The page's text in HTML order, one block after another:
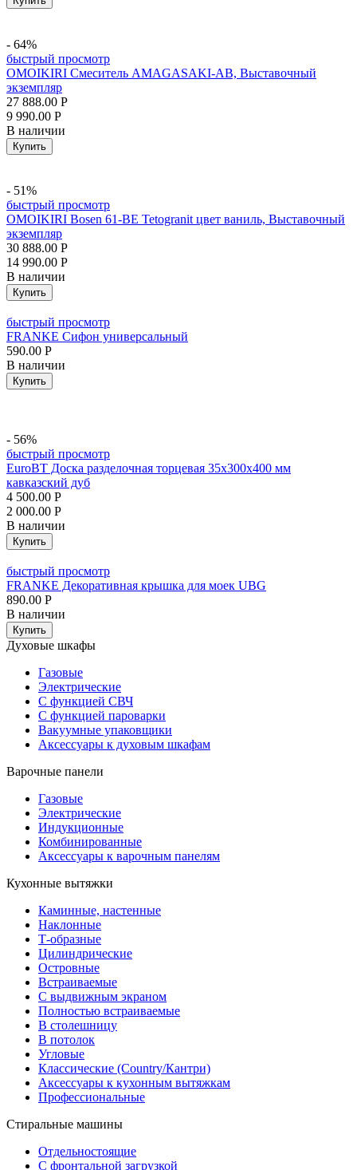
- 64%
быстрый просмотр
OMOIKIRI Смеситель AMAGASAKI-AB, Выставочный
экземпляр
27 888.00 Р
9 990.00 Р
В наличии
Купить
- 51%
быстрый просмотр
OMOIKIRI Bosen 61-BE Tetogranit цвет ваниль, Выставочный
экземпляр
30 888.00 Р
14 990.00 Р
В наличии
Купить
быстрый просмотр
FRANKE Сифон универсальный
590.00 Р
В наличии
Купить
- 56%
быстрый просмотр
EuroBT Доска разделочная торцевая 35х300х400 мм
кавказский дуб
4 500.00 Р
2 000.00 Р
В наличии
Купить
быстрый просмотр
FRANKE Декоративная крышка для моек UBG
890.00 Р
В наличии
Купить
Духовые шкафы
Газовые
Электрические
С функцией СВЧ
С функцией пароварки
Вакуумные упаковщики
Аксессуары к духовым шкафам
Варочные панели
Газовые
Электрические
Индукционные
Комбинированные
Аксессуары к варочным панелям
Кухонные вытяжки
Каминные, настенные
Наклонные
Т-образные
Цилиндрические
Островные
Встраиваемые
С выдвижным экраном
Полностью встраиваемые
В столешницу
В потолок
Угловые
Классические (Country/Кантри)
Аксессуары к кухонным вытяжкам
Профессиональные
Стиральные машины
Отдельностоящие
С фронтальной загрузкой